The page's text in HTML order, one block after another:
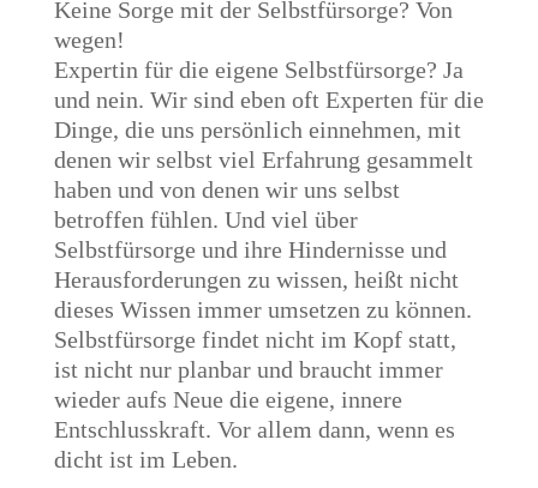
Keine Sorge mit der Selbstfürsorge? Von
wegen!
Expertin für die eigene Selbstfürsorge? Ja
und nein. Wir sind eben oft Experten für die
Dinge, die uns persönlich einnehmen, mit
denen wir selbst viel Erfahrung gesammelt
haben und von denen wir uns selbst
betroffen fühlen. Und viel über
Selbstfürsorge und ihre Hindernisse und
Herausforderungen zu wissen, heißt nicht
dieses Wissen immer umsetzen zu können.
Selbstfürsorge findet nicht im Kopf statt,
ist nicht nur planbar und braucht immer
wieder aufs Neue die eigene, innere
Entschlusskraft. Vor allem dann, wenn es
dicht ist im Leben.